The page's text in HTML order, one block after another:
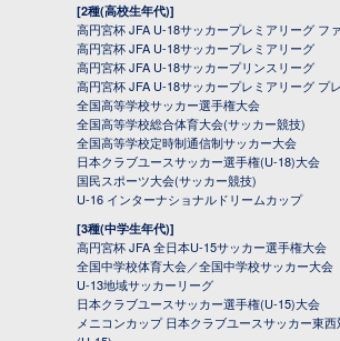
[2種(高校生年代)]
高円宮杯 JFA U-18サッカープレミアリーグ フ
高円宮杯 JFA U-18サッカープレミアリーグ
高円宮杯 JFA U-18サッカープリンスリーグ
高円宮杯 JFA U-18サッカープレミアリーグ プ
全国高等学校サッカー選手権大会
全国高等学校総合体育大会(サッカー競技)
全国高等学校定時制通信制サッカー大会
日本クラブユースサッカー選手権(U-18)大会
国民スポーツ大会(サッカー競技)
U-16 インターナショナルドリームカップ
[3種(中学生年代)]
高円宮杯 JFA 全日本U-15サッカー選手権大会
全国中学校体育大会／全国中学校サッカー大会
U-13地域サッカーリーグ
日本クラブユースサッカー選手権(U-15)大会
メニコンカップ 日本クラブユースサッカー東